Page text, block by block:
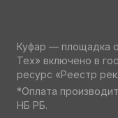
Куфар — площадка
Тех» включено в
ресурс «Реестр
*Оплата
НБ РБ.